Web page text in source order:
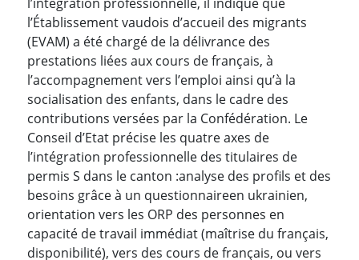
l’Établissement vaudois d’accueil des migrants
(EVAM) a été chargé de la délivrance des
prestations liées aux cours de français, à
l’accompagnement vers l’emploi ainsi qu’à la
socialisation des enfants, dans le cadre des
contributions versées par la Confédération. Le
Conseil d’Etat précise les quatre axes de
l’intégration professionnelle des titulaires de
permis S dans le canton :analyse des profils et des
besoins grâce à un questionnaireen ukrainien,
orientation vers les ORP des personnes en
capacité de travail immédiat (maîtrise du français,
disponibilité), vers des cours de français, ou vers